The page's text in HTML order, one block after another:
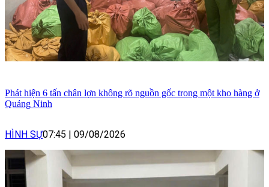
Phát hiện 6 tấn chân lợn không rõ nguồn gốc trong một kho hàng ở
Quảng Ninh
HÌNH SỰ07:45 | 09/08/2026